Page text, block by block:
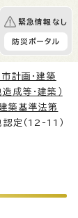
緊急情報なし
防災ポータル
計画・建築
成等・建築）
築基準法第
定（12-11）